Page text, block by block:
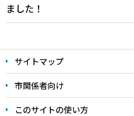
ました！
サイトマップ
市関係者向け
このサイトの使い方